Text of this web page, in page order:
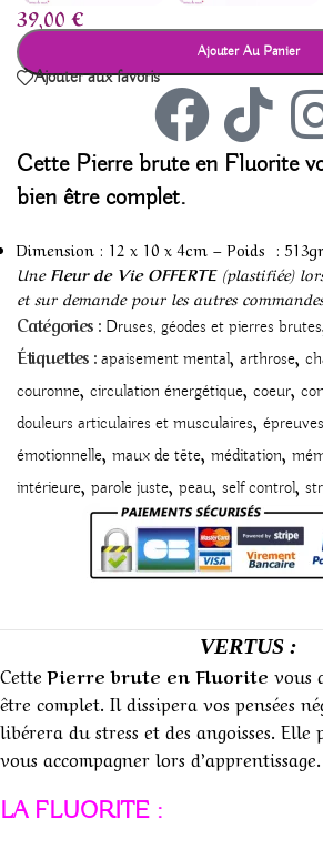
39,00€
Ajouter Au Panier
Ajouter aux favoris
Cette Pierre brute en Fluorite
bien être complet.
Dimension : 12 x 10 x 4cm – Poids : 513gr
Une Fleur de Vie OFFERTE (plastifiée)
et sur demande pour les autres
Catégories : Druses, géodes et pierres brutes,
Étiquettes : apaisement mental, arthrose,
couronne, circulation énergétique, coeur,
douleurs articulaires et musculaires,
émotionnelle, maux de tête, méditation,
intérieure, parole juste, peau, self control,
VERTUS :
CettePierre brute en Fluorite vous
être complet. Il dissipera vos pensées
libérera du stress et des angoisses. Elle
vous accompagner lors d’apprentissage.
LA FLUORITE :